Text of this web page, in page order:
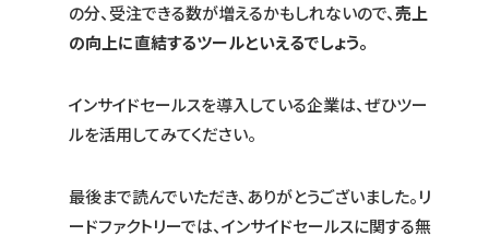
の分、受注できる数が増えるかもしれないので、売上
の向上に直結するツールといえるでしょう。
インサイドセールスを導入している企業は、ぜひツー
ルを活用してみてください。
最後まで読んでいただき、ありがとうございました。リ
ードファクトリーでは、インサイドセールスに関する無